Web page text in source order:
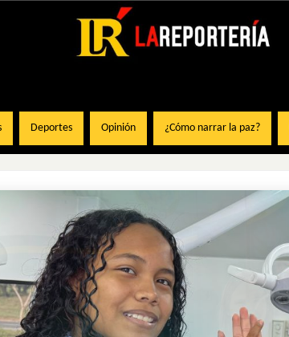
Deportes Opinión ¿Cómo narrar la paz?